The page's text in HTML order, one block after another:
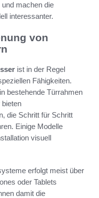
machen die
interessanter.
von
ist in der Regel
Fähigkeiten.
bestehende Türrahmen
bieten
die Schritt für Schritt
Einige Modelle
visuell
erfolgt meist über
oder Tablets
damit die